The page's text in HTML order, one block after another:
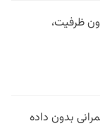
ظرفیت،
بدون داده